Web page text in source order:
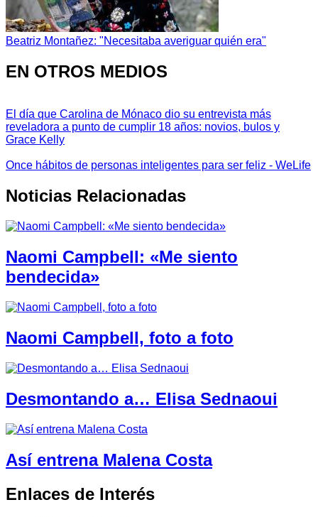
Beatriz Montañez: "Necesitaba averiguar quién era"
EN OTROS MEDIOS
El día que Carolina de Mónaco dio su entrevista más
reveladora a punto de cumplir 18 años: novios, bulos y
Grace Kelly
Once hábitos de personas inteligentes para ser feliz - WeLife
Noticias Relacionadas
Naomi Campbell: «Me siento
bendecida»
Naomi Campbell, foto a foto
Desmontando a… Elisa Sednaoui
Así entrena Malena Costa
Enlaces de Interés